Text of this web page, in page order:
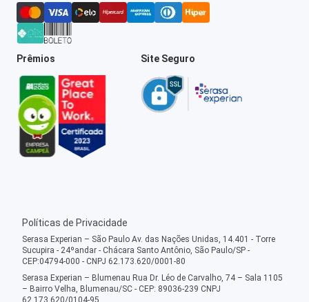
Prêmios Site Seguro
Políticas de Privacidade
Serasa Experian – São Paulo Av. das Nações Unidas, 14.401 - Torre
Sucupira - 24ºandar - Chácara Santo Antônio, São Paulo/SP -
CEP:04794-000 - CNPJ 62.173.620/0001-80
Serasa Experian – Blumenau Rua Dr. Léo de Carvalho, 74 – Sala 1105
– Bairro Velha, Blumenau/SC - CEP: 89036-239 CNPJ
62.173.620/0104-95